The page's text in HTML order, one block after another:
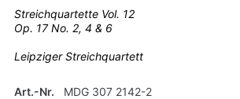
Streichquartette Vol. 12
Op. 17 No. 2, 4 & 6
Leipziger Streichquartett
Art.-Nr. MDG 307 2142-2